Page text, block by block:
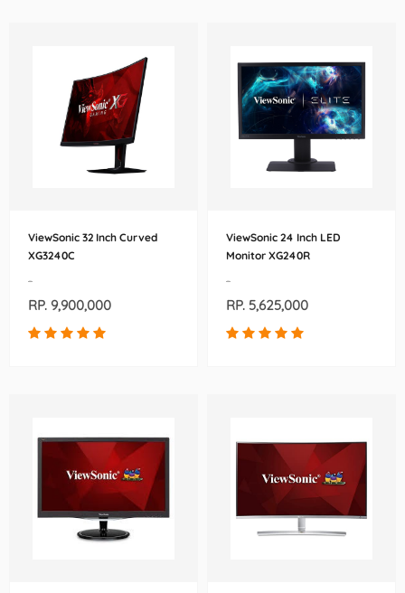
ViewSonic 32 Inch Curved
XG3240C
-
RP. 9,900,000
ViewSonic 24 Inch LED
Monitor XG240R
-
RP. 5,625,000